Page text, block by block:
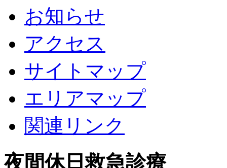
お知らせ
アクセス
サイトマップ
エリアマップ
関連リンク
夜間休日救急診療